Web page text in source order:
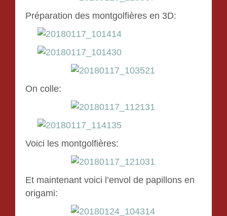
Préparation des montgolfières en 3D:
On colle:
Voici les montgolfières:
Et maintenant voici l’envol de papillons en
origami: